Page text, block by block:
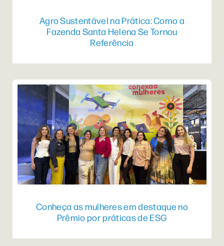
Agro Sustentável na Prática: Como a
Fazenda Santa Helena Se Tornou
Referência
Conheça as mulheres em destaque no
Prêmio por práticas de ESG